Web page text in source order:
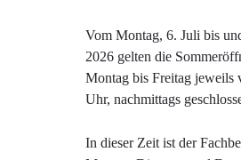
Vom Montag, 6. Juli bis
2026 gelten die
Montag bis Freitag jeweils
Uhr, nachmittags
In dieser Zeit ist der